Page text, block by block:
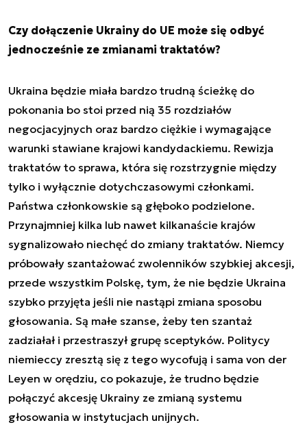
Czy dołączenie Ukrainy do UE może się odbyć
jednocześnie ze zmianami traktatów?
Ukraina będzie miała bardzo trudną ścieżkę do
pokonania bo stoi przed nią 35 rozdziałów
negocjacyjnych oraz bardzo ciężkie i wymagające
warunki stawiane krajowi kandydackiemu. Rewizja
traktatów to sprawa, która się rozstrzygnie między
tylko i wyłącznie dotychczasowymi członkami.
Państwa członkowskie są głęboko podzielone.
Przynajmniej kilka lub nawet kilkanaście krajów
sygnalizowało niechęć do zmiany traktatów. Niemcy
próbowały szantażować zwolenników szybkiej akcesji,
przede wszystkim Polskę, tym, że nie będzie Ukraina
szybko przyjęta jeśli nie nastąpi zmiana sposobu
głosowania. Są małe szanse, żeby ten szantaż
zadziałał i przestraszył grupę sceptyków. Politycy
niemieccy zresztą się z tego wycofują i sama von der
Leyen w orędziu, co pokazuje, że trudno będzie
połączyć akcesję Ukrainy ze zmianą systemu
głosowania w instytucjach unijnych.